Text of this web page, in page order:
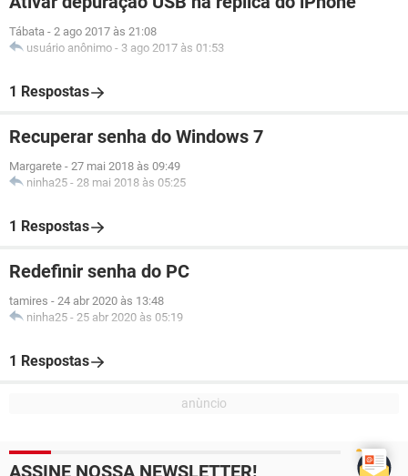
Tábata - 2 ago 2017 às 21:08
usuário anônimo - 3 ago 2017 às 01:53
1 Respostas
Recuperar senha do Windows 7
Margarete - 27 mai 2018 às 09:49
ninha25 - 28 mai 2018 às 05:25
1 Respostas
Redefinir senha do PC
tamires - 24 abr 2020 às 13:48
ninha25 - 25 abr 2020 às 05:19
1 Respostas
ASSINE NOSSA NEWSLETTER!